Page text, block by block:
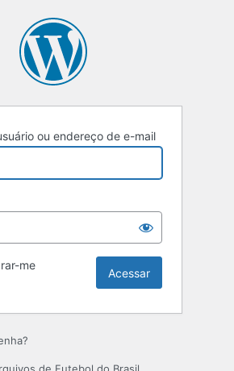
ou endereço de e-mail
me